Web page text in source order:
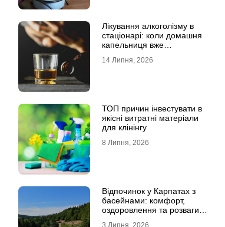
Лікування алкоголізму в
стаціонарі: коли домашня
капельниця вже
14 Липня, 2026
ТОП причин інвестувати в
якісні витратні матеріали
для клінінгу
8 Липня, 2026
Відпочинок у Карпатах з
басейнами: комфорт,
оздоровлення та розваги
3 Липня, 2026